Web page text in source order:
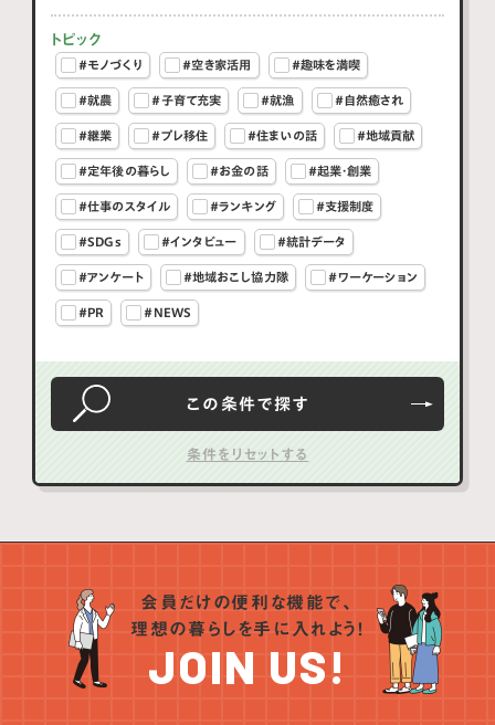
トピック
#モノづくり #空き家活用 #趣味を満喫
#就農 #子育て充実 #就漁 #自然癒され
#継業 #プレ移住 #住まいの話 #地域貢献
#定年後の暮らし #お金の話 #起業・創業
#仕事のスタイル #ランキング #支援制度
#SDGs #インタビュー #統計データ
#アンケート #地域おこし協力隊 #ワーケーション
#PR #NEWS
この条件で探す
会員だけの便利な機能で、
理想の暮らしを手に入れよう！
JOIN US!